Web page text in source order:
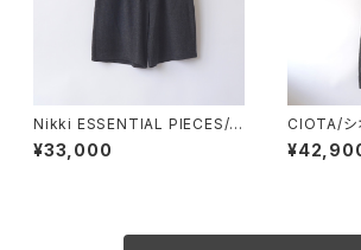
Nikki ESSENTIAL PIECES/ニ
ッキエッセンシャルピーシーズ・
Cotton Linen Poly Easy Sh
¥33,000
CIOTA/シ
Y Gurkha